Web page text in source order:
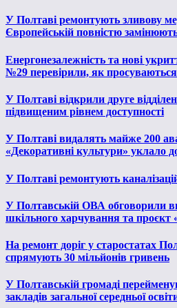
У Полтаві ремонтують зливову
Європейській повністю
Енергонезалежність та нові
№29 перевірили, як
У Полтаві відкрили друге
підвищеним рівнем доступності
У Полтаві видалять майже 200
«Декоративні культури» уклало
У Полтаві ремонтують
У Полтавській ОВА обговорили
шкільного харчування та
На ремонт доріг у старостатах
спрямують 30 мільйонів гривень
У Полтавській громаді
закладів загальної середньої